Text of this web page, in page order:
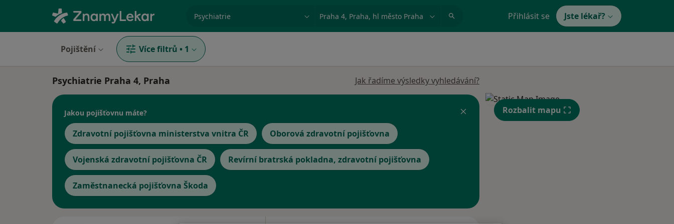
Město nebo region Přihlásit se Jste lékař?
Pojištění Více filtrů • 1
Psychiatrie Praha 4, Praha Jak řadíme výsledky vyhledávání?
Jakou pojišťovnu máte?
Zdravotní pojišťovna ministerstva vnitra ČR Oborová zdravotní pojišťovna
Vojenská zdravotní pojišťovna ČR Revírní bratrská pokladna, zdravotní pojišťovna
Zaměstnanecká pojišťovna Škoda
Rozbalit mapu